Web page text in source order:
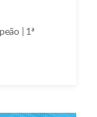
| 1ª